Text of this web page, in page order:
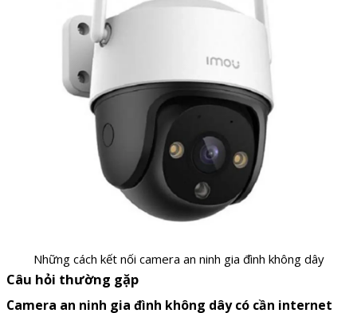
Những cách kết nối camera an ninh gia đình không dây
Câu hỏi thường gặp
Camera an ninh gia đình không dây có cần internet